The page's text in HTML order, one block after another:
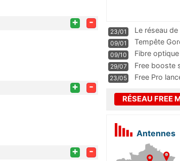
+ -
+ -
+ -
23/01
Le réseau
m
09/01
Tempête
09/10
Fibre
pass
29/07
Free booste
23/05 Free Pro
RÉSEAU FREE
Antennes